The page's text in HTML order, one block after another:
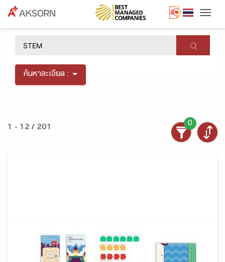
ค้นหาละเอียด :
1 - 12 / 201
0